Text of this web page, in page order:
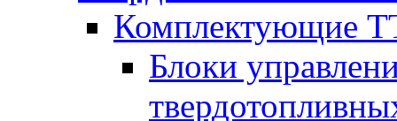
Комплектующие
Блоки